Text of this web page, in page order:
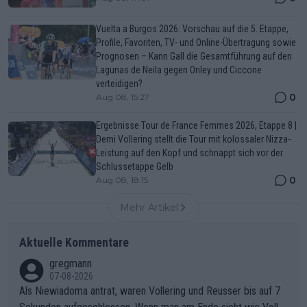
Vuelta a Burgos 2026: Vorschau auf die 5. Etappe,
Profile, Favoriten, TV- und Online-Übertragung sowie
Prognosen – Kann Gall die Gesamtführung auf den
Lagunas de Neila gegen Onley und Ciccone
verteidigen?
Aug 08, 15:27 0
Ergebnisse Tour de France Femmes 2026, Etappe 8 |
Demi Vollering stellt die Tour mit kolossaler Nizza-
Leistung auf den Kopf und schnappt sich vor der
Schlussetappe Gelb
Aug 08, 18:15 0
Mehr Artikel
Aktuelle Kommentare
gregmann
07-08-2026
Als Niewiadoma antrat, waren Vollering und Reusser bis auf 7